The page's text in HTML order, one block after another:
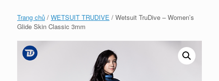
Trang chủ / WETSUIT TRUDIVE / Wetsuit TruDive – Women’s
Glide Skin Classic 3mm